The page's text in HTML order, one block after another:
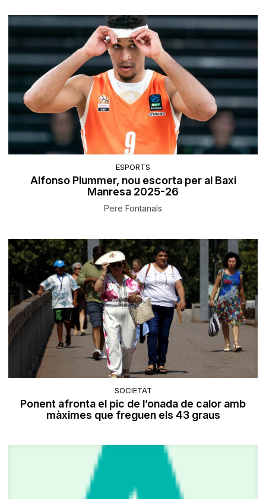
ESPORTS
Alfonso Plummer, nou escorta per al Baxi
Manresa 2025-26
Pere Fontanals
SOCIETAT
Ponent afronta el pic de l’onada de calor amb
màximes que freguen els 43 graus